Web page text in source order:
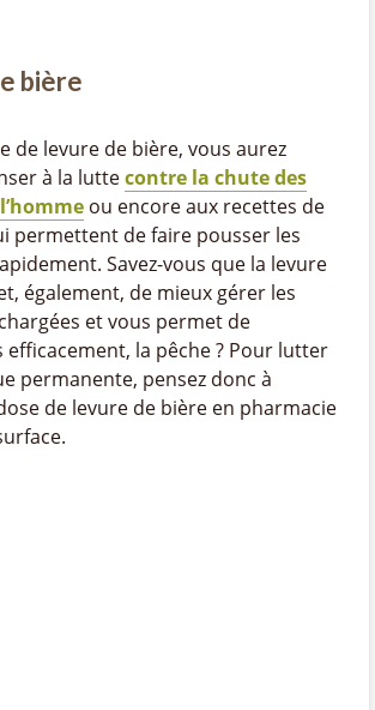
bière
de levure de bière, vous aurez
à la luttecontre la chute des
ou encore aux recettes de
permettent de faire pousser les
Savez-vous que la levure
également, de mieux gérer les
et vous permet de
la pêche ? Pour lutter
permanente, pensez donc à
de levure de bière en pharmacie